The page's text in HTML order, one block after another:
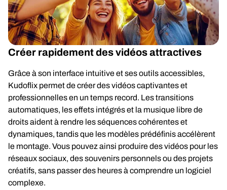
Créer rapidement des vidéos attractives
Grâce à son interface intuitive et ses outils accessibles,
Kudoflix permet de créer des vidéos captivantes et
professionnelles en un temps record. Les transitions
automatiques, les effets intégrés et la musique libre de
droits aident à rendre les séquences cohérentes et
dynamiques, tandis que les modèles prédéfinis accélèrent
le montage. Vous pouvez ainsi produire des vidéos pour les
réseaux sociaux, des souvenirs personnels ou des projets
créatifs, sans passer des heures à comprendre un logiciel
complexe.